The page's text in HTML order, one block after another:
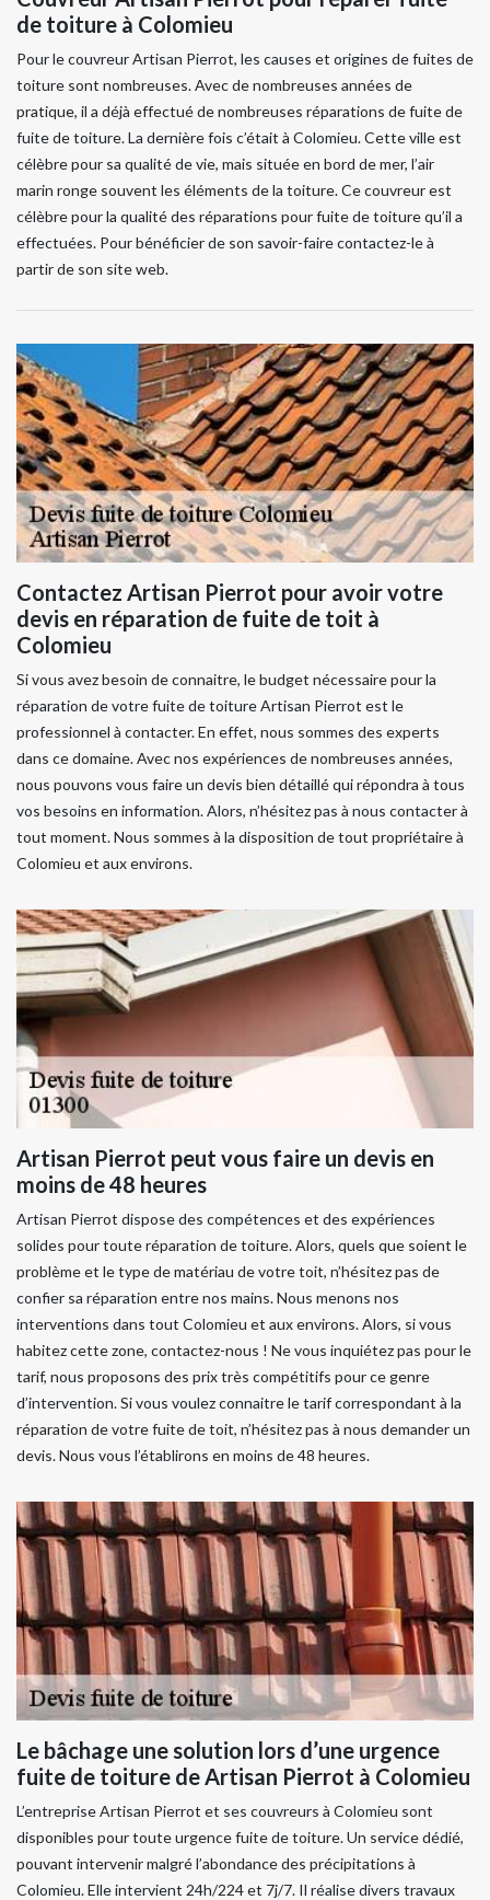
de toiture à Colomieu
Pour le couvreur Artisan Pierrot, les causes et origines de fuites de
toiture sont nombreuses. Avec de nombreuses années de
pratique, il a déjà effectué de nombreuses réparations de fuite de
fuite de toiture. La dernière fois c’était à Colomieu. Cette ville est
célèbre pour sa qualité de vie, mais située en bord de mer, l’air
marin ronge souvent les éléments de la toiture. Ce couvreur est
célèbre pour la qualité des réparations pour fuite de toiture qu’il a
effectuées. Pour bénéficier de son savoir-faire contactez-le à
partir de son site web.
Contactez Artisan Pierrot pour avoir votre
devis en réparation de fuite de toit à
Colomieu
Si vous avez besoin de connaitre, le budget nécessaire pour la
réparation de votre fuite de toiture Artisan Pierrot est le
professionnel à contacter. En effet, nous sommes des experts
dans ce domaine. Avec nos expériences de nombreuses années,
nous pouvons vous faire un devis bien détaillé qui répondra à tous
vos besoins en information. Alors, n’hésitez pas à nous contacter à
tout moment. Nous sommes à la disposition de tout propriétaire à
Colomieu et aux environs.
Artisan Pierrot peut vous faire un devis en
moins de 48 heures
Artisan Pierrot dispose des compétences et des expériences
solides pour toute réparation de toiture. Alors, quels que soient le
problème et le type de matériau de votre toit, n’hésitez pas de
confier sa réparation entre nos mains. Nous menons nos
interventions dans tout Colomieu et aux environs. Alors, si vous
habitez cette zone, contactez-nous ! Ne vous inquiétez pas pour le
tarif, nous proposons des prix très compétitifs pour ce genre
d’intervention. Si vous voulez connaitre le tarif correspondant à la
réparation de votre fuite de toit, n’hésitez pas à nous demander un
devis. Nous vous l’établirons en moins de 48 heures.
Le bâchage une solution lors d’une urgence
fuite de toiture de Artisan Pierrot à Colomieu
L’entreprise Artisan Pierrot et ses couvreurs à Colomieu sont
disponibles pour toute urgence fuite de toiture. Un service dédié,
pouvant intervenir malgré l’abondance des précipitations à
Colomieu. Elle intervient 24h/224 et 7j/7. Il réalise divers travaux